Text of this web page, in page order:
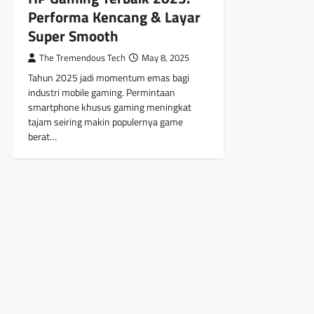
Performa Kencang & Layar
Super Smooth
The Tremendous Tech May 8, 2025
Tahun 2025 jadi momentum emas bagi
industri mobile gaming. Permintaan
smartphone khusus gaming meningkat
tajam seiring makin populernya game
berat…